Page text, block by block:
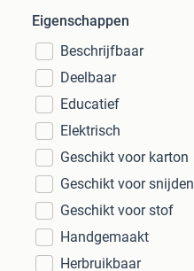
Eigenschappen
Beschrijfbaar
Deelbaar
Educatief
Elektrisch
Geschikt voor karton
Geschikt voor snijden
Geschikt voor stof
Handgemaakt
Herbruikbaar